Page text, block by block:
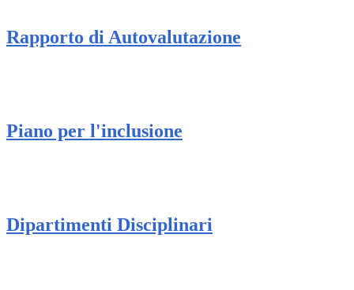
Rapporto di Autovalutazione
Piano per l'inclusione
Dipartimenti Disciplinari